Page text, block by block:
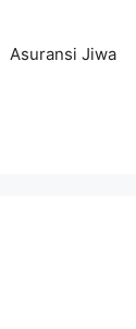
Asuransi Jiwa